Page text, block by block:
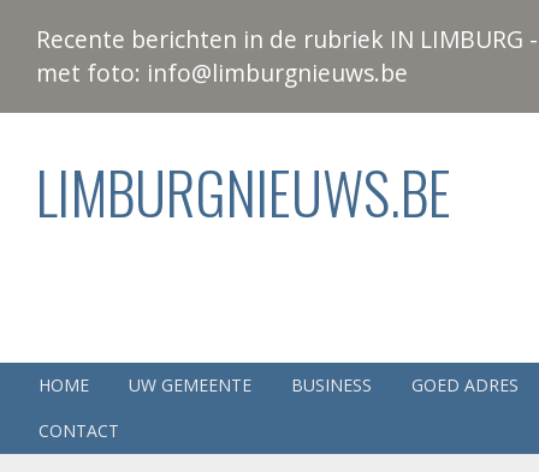
Recente berichten in de rubriek IN
met foto: info@limburgnieuws.be
LIMBURGNIEUWS.BE
HOME UW GEMEENTE BUSINESS
GOED ADRES
CONTACT